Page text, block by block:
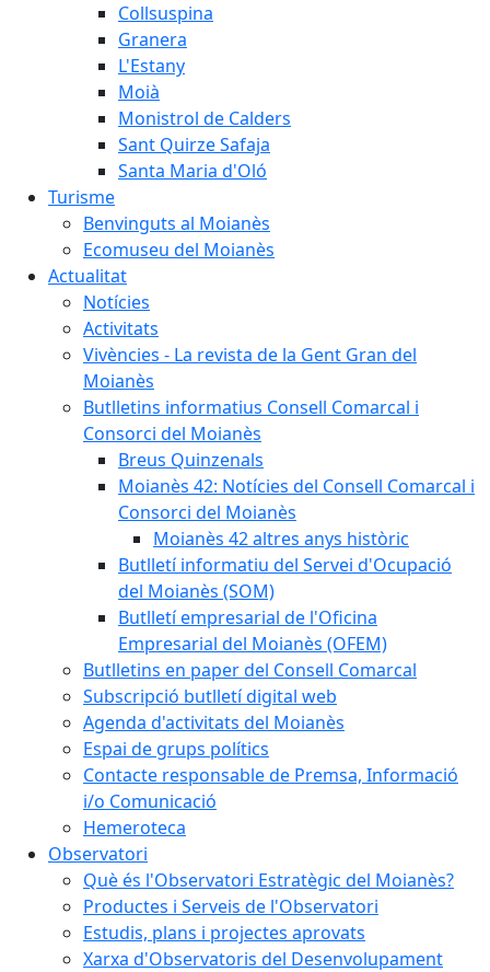
Collsuspina
Granera
L'Estany
Moià
Monistrol de Calders
Sant Quirze Safaja
Santa Maria d'Oló
Turisme
Benvinguts al Moianès
Ecomuseu del Moianès
Actualitat
Notícies
Activitats
Vivències - La revista de la Gent Gran del
Moianès
Butlletins informatius Consell Comarcal i
Consorci del Moianès
Breus Quinzenals
Moianès 42: Notícies del Consell Comarcal i
Consorci del Moianès
Moianès 42 altres anys històric
Butlletí informatiu del Servei d'Ocupació
del Moianès (SOM)
Butlletí empresarial de l'Oficina
Empresarial del Moianès (OFEM)
Butlletins en paper del Consell Comarcal
Subscripció butlletí digital web
Agenda d'activitats del Moianès
Espai de grups polítics
Contacte responsable de Premsa, Informació
i/o Comunicació
Hemeroteca
Observatori
Què és l'Observatori Estratègic del Moianès?
Productes i Serveis de l'Observatori
Estudis, plans i projectes aprovats
Xarxa d'Observatoris del Desenvolupament